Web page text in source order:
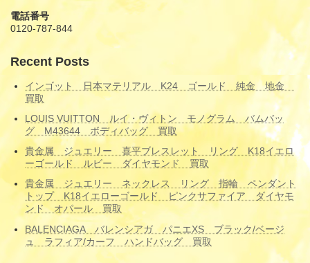
電話番号
0120-787-844
Recent Posts
インゴット 日本マテリアル K24 ゴールド 純金 地金
買取
LOUIS VUITTON ルイ・ヴィトン モノグラム バムバッ
グ M43644 ボディバッグ 買取
貴金属 ジュエリー 喜平ブレスレット リング K18イエロ
ーゴールド ルビー ダイヤモンド 買取
貴金属 ジュエリー ネックレス リング 指輪 ペンダント
トップ K18イエローゴールド ピンクサファイア ダイヤモ
ンド オパール 買取
BALENCIAGA バレンシアガ パニエXS ブラック/ベージ
ュ ラフィア/カーフ ハンドバッグ 買取